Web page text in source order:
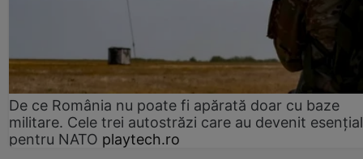
De ce România nu poate fi apărată doar cu baze
militare. Cele trei autostrăzi care au devenit
pentru NATO playtech.ro